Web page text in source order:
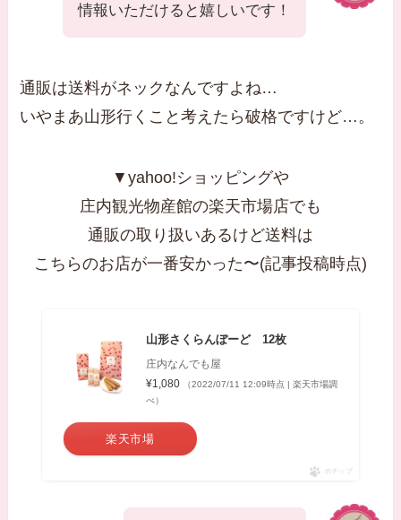
情報いただけると嬉しいです！
通販は送料がネックなんですよね…
いやまあ山形行くこと考えたら破格ですけど…。
▼yahoo!ショッピングや
庄内観光物産館の楽天市場店でも
通販の取り扱いあるけど送料は
こちらのお店が一番安かった〜(記事投稿時点)
山形さくらんぼーど 12枚
庄内なんでも屋
¥1,080
（2022/07/11 12:09時点 | 楽天市場調
べ）
楽天市場
ポチップ